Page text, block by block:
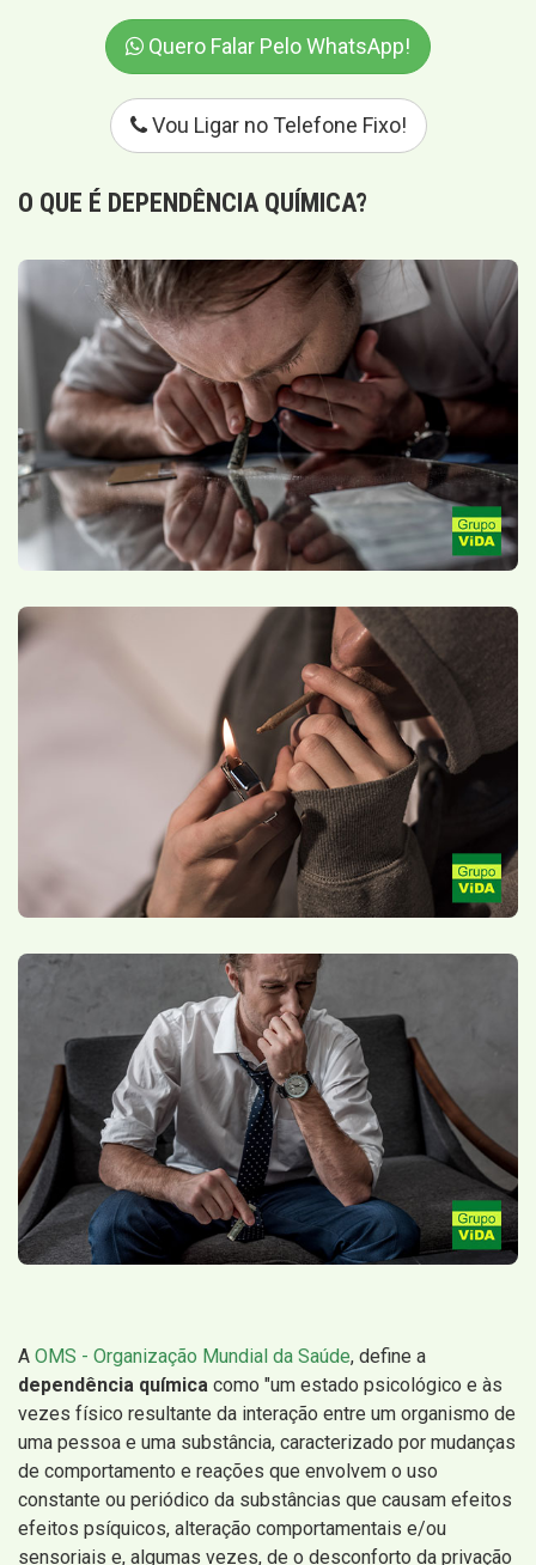
Quero Falar Pelo WhatsApp!
Vou Ligar no Telefone Fixo!
O QUE É DEPENDÊNCIA QUÍMICA?
A OMS - Organização Mundial da Saúde, define a
dependência química como "um estado psicológico e às
vezes físico resultante da interação entre um organismo de
uma pessoa e uma substância, caracterizado por mudanças
de comportamento e reações que envolvem o uso
constante ou periódico da substâncias que causam efeitos
efeitos psíquicos, alteração comportamentais e/ou
sensoriais e, algumas vezes, de o desconforto da privação